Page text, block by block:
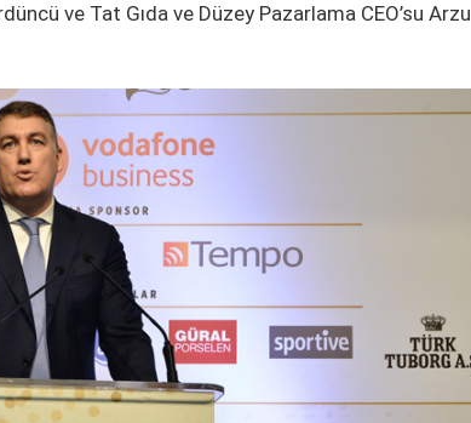
ve Tat Gıda ve Düzey Pazarlama CEO’su Arzu